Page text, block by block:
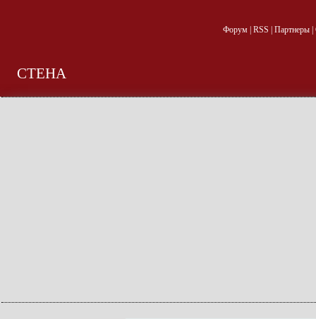
Форум| RSS Партнеры|
СТЕНА